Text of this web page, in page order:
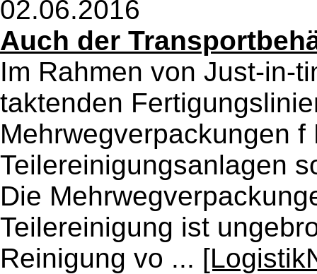
02.06.2016
Auch der
Im Rahmen von Just-in-
taktenden
Mehrwegverpackungen f
Teilereinigungsanlagen
Die
Teilereinigung ist
Reinigung vo ...